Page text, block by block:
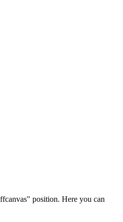
position. Here you can